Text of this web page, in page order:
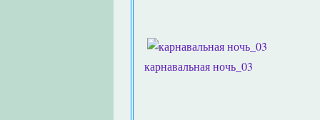
карнавальная ночь_03